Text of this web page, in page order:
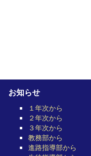
お知らせ
１年次から
２年次から
３年次から
教務部から
進路指導部から